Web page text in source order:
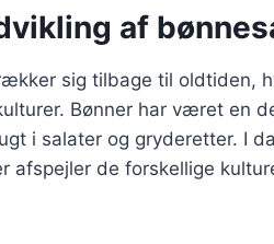
af
sig tilbage til oldtiden,
Bønner har været en
i salater og gryderetter. I
afspejler de forskellige